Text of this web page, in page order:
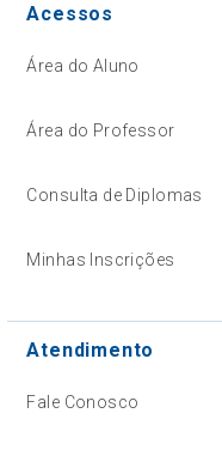
Acessos
Área do Aluno
Área do Professor
Consulta de Diplomas
Minhas Inscrições
Atendimento
Fale Conosco